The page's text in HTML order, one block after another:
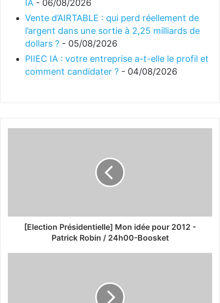
IA - 06/08/2026
Vente d’AIRTABLE : qui perd réellement de
l’argent dans une sortie à 2,25 milliards de
dollars ? - 05/08/2026
PIIEC IA : votre entreprise a-t-elle le profil et
comment candidater ? - 04/08/2026
[Election Présidentielle] Mon idée pour 2012 -
Patrick Robin / 24h00-Boosket